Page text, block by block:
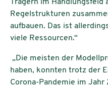
Trägern im
Regelstrukturen
aufbauen. Das ist
viele Ressourcen.“
„Die meisten der
haben, konnten trotz der
Corona-Pandemie im